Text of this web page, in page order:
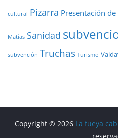
cultural Pizarra Presentación
Matías Sanidad
subvención Truchas Turismo
Copyright © 2026 La fueya